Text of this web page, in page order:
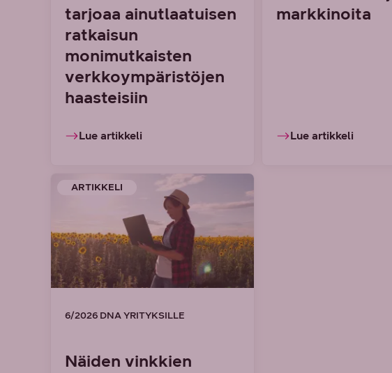
tarjoaa ainutlaatuisen
ratkaisun
monimutkaisten
verkkoympäristöjen
haasteisiin
Lue artikkeli
markkinoita
Lue artikkeli
ARTIKKELI
6/2026 DNA YRITYKSILLE
Näiden vinkkien